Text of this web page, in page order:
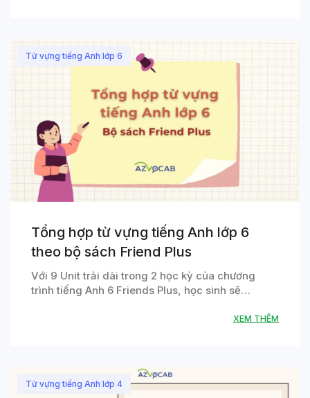
Từ vựng tiếng Anh lớp 6
Tổng hợp từ vựng tiếng Anh lớp 6
theo bộ sách Friend Plus
Với 9 Unit trải dài trong 2 học kỳ của chương
trình tiếng Anh 6 Friends Plus, học sinh sẽ…
XEM THÊM
Từ vựng tiếng Anh lớp 4